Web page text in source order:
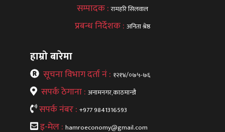
सम्पादक :रामहरि सिलवाल
प्रबन्ध निर्देशक : अनिता श्रेष्ठ
हाम्रो बारेमा
सूचना विभाग दर्ता नं : १२१४/०७५-७६
सपर्क ठेगाना : अनामनगर,काठमान्डौ
सपर्क नंबर : +977 9841316593
इ-मेल : hamroeconomy@gmail.com